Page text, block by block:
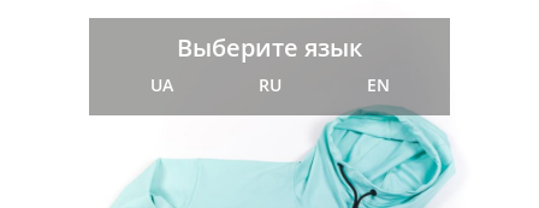
Выберите язык
UA RU EN